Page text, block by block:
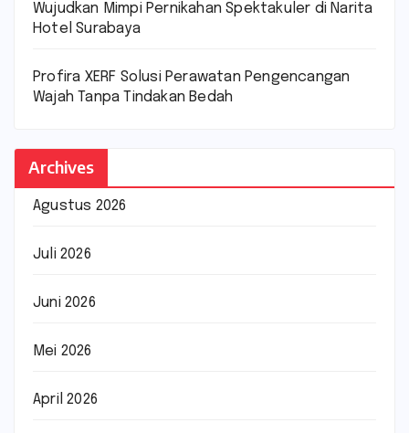
Wujudkan Mimpi Pernikahan Spektakuler di Narita
Hotel Surabaya
Profira XERF Solusi Perawatan Pengencangan
Wajah Tanpa Tindakan Bedah
Archives
Agustus 2026
Juli 2026
Juni 2026
Mei 2026
April 2026